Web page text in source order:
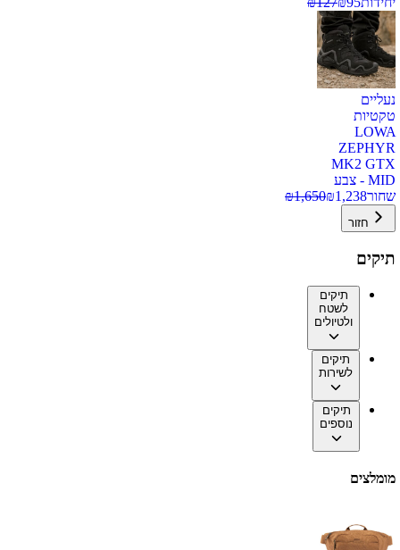
נעליים
טקטיות
LOWA
ZEPHYR
MK2 GTX
MID - צבע
שחור
₪1,238
₪1,650
חזור
תיקים
תיקים
לשטח
ולטיולים
תיקים
לשירות
תיקים
נוספים
מומלצים